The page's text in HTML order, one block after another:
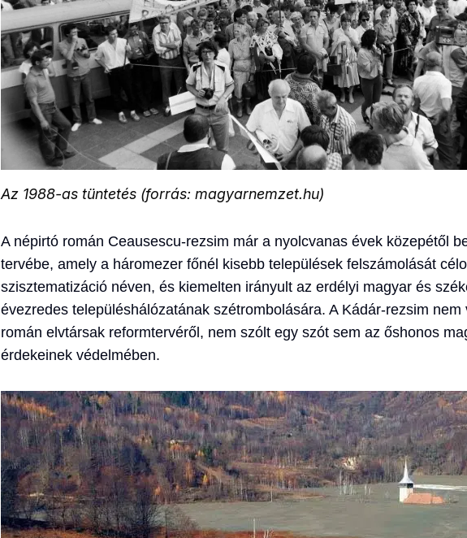
Az 1988-as tüntetés (forrás: magyarnemzet.hu)
A népirtó román Ceausescu-rezsim már a nyolcvanas évek közepétől
tervébe, amely a háromezer főnél kisebb települések felszámolását
szisztematizáció néven, és kiemelten irányult az erdélyi magyar és
évezredes településhálózatának szétrombolására. A Kádár-rezsim nem
román elvtársak reformtervéről, nem szólt egy szót sem az őshonos
érdekeinek védelmében.